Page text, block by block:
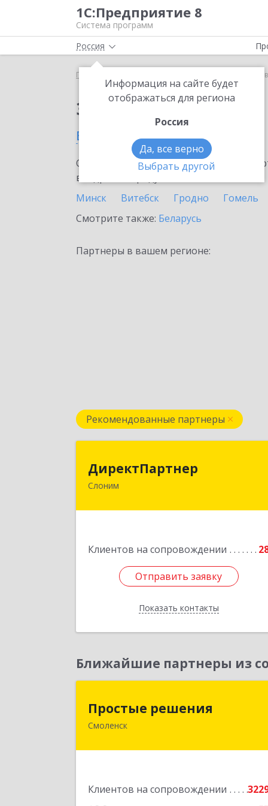
1С:Предприятие 8
Система программ
Россия
Информация на сайте будет
отображаться для региона
Россия
Да, все верно
Выбрать другой
Главная 1С:Лизинг
Заказать 1С:Лизинг
в Слониме
Ознакомьтесь с информационными
внедрение продукта.
Минск
Витебск Гродно Гомель
Смотрите также: Беларусь
Партнеры в вашем регионе:
Рекомендованные партнеры
ДиректПартнер
Слоним
Клиентов на сопровождении
Отправить заявку
Показать контакты
231800, РБ, Гродненская область, г.
Отправить заявку
Назад
Ближайшие партнеры из
Простые решения
Смоленск
Клиентов на сопровождении
214015, Смоленская обл, Смоленск г,